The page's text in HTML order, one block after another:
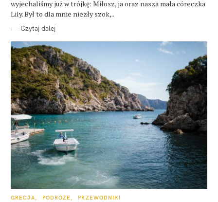
wyjechaliśmy już w trójkę: Miłosz, ja oraz nasza mała córeczka
Lily. Był to dla mnie niezły szok,..
Czytaj dalej
K
GRECJA PODRÓŻE PRZEWODNIKI